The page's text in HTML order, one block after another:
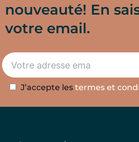
nouveauté! En
votre email.
J’accepte lestermes et